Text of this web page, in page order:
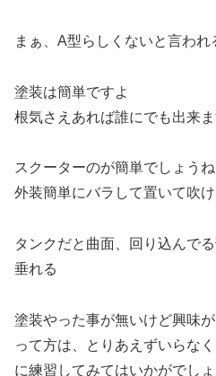
まぁ、A型らしくないと言わ
塗装は簡単ですよ
根気さえあれば誰にでも出来
スクーターのが簡単でしょうね
外装簡単にバラして置いて吹け
タンクだと曲面、回り込んで
垂れる
塗装やった事が無いけど興味
って方は、とりあえずいらな
に練習してみてはいかがでし